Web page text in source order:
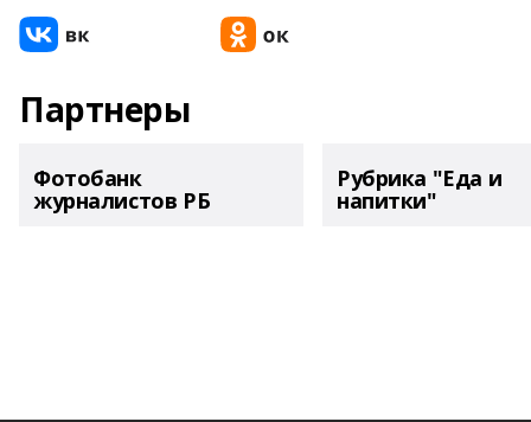
Партнеры
Фотобанк
журналистов РБ
Рубрика "Еда и
напитки"